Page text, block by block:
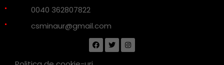
0040 362807822
csminaur@gmail.com